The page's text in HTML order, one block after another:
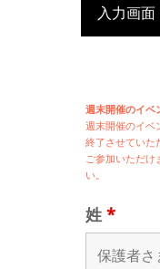
入力画面
週末開催のイベ
週末開催のイベ
終了させていた
ご参加いただけ
い。
姓 *